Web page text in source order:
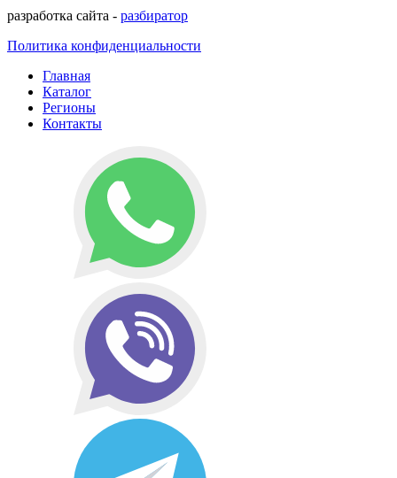
разработка сайта - разбиратор
Политика конфиденциальности
Главная
Каталог
Регионы
Контакты